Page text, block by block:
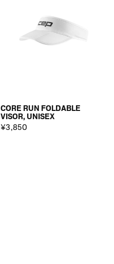
CORE RUN FOLDABLE
VISOR, UNISEX
¥3,850